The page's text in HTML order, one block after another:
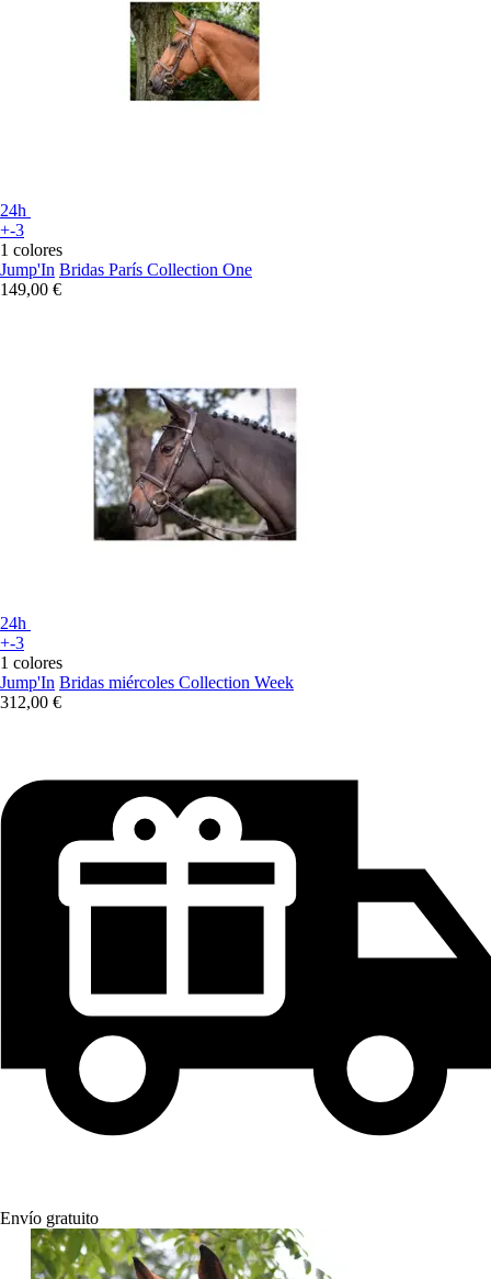
24h
+-3
1 colores
Jump'In Bridas París Collection One
149,00 €
24h
+-3
1 colores
Jump'In Bridas miércoles Collection Week
312,00 €
Envío gratuito